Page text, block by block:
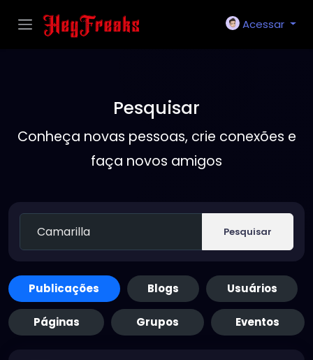
Acessar
Pesquisar
Conheça novas pessoas, crie conexões e
faça novos amigos
Pesquisar
Publicações Blogs Usuários
Páginas Grupos Eventos